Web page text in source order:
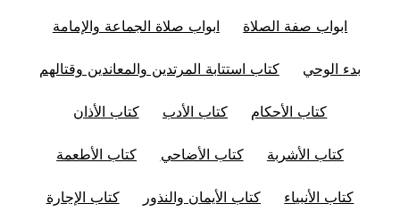
ابواب صفة الصلاة ابواب صلاة الجماعة والإمامة
بدء الوحي كتاب استتابة المرتدين والمعاندين وقتالهم
كتاب الأحكام كتاب الأدب كتاب الأذان
كتاب الأشربة كتاب الأضاحي كتاب الأطعمة
كتاب الأنبياء كتاب الأيمان والنذور كتاب الإجارة